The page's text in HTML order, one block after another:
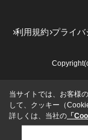
利用規約 プライバ
当サイトでは、お客様
して、クッキー（
詳しくは、当社の 「